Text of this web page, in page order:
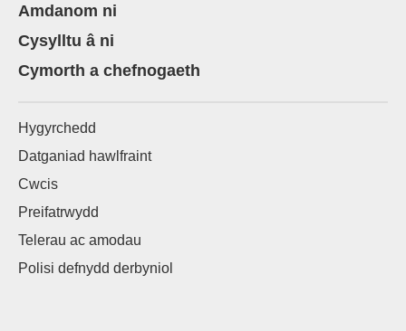
Amdanom ni
Cysylltu â ni
Cymorth a chefnogaeth
Hygyrchedd
Datganiad hawlfraint
Cwcis
Preifatrwydd
Telerau ac amodau
Polisi defnydd derbyniol